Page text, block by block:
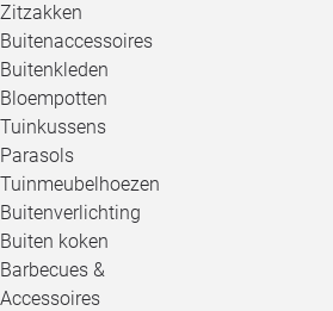
Zitzakken
Buitenaccessoires
Buitenkleden
Bloempotten
Tuinkussens
Parasols
Tuinmeubelhoezen
Buitenverlichting
Buiten koken
Barbecues &
Accessoires